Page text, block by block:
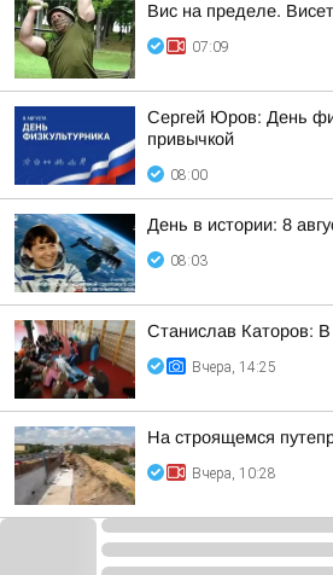
Вис на пределе.
07:09
Сергей Юров: День
привычкой
08:00
День в истории: 8
08:03
Станислав Каторов: В
Вчера, 14:25
На строящемся
Вчера, 10:28